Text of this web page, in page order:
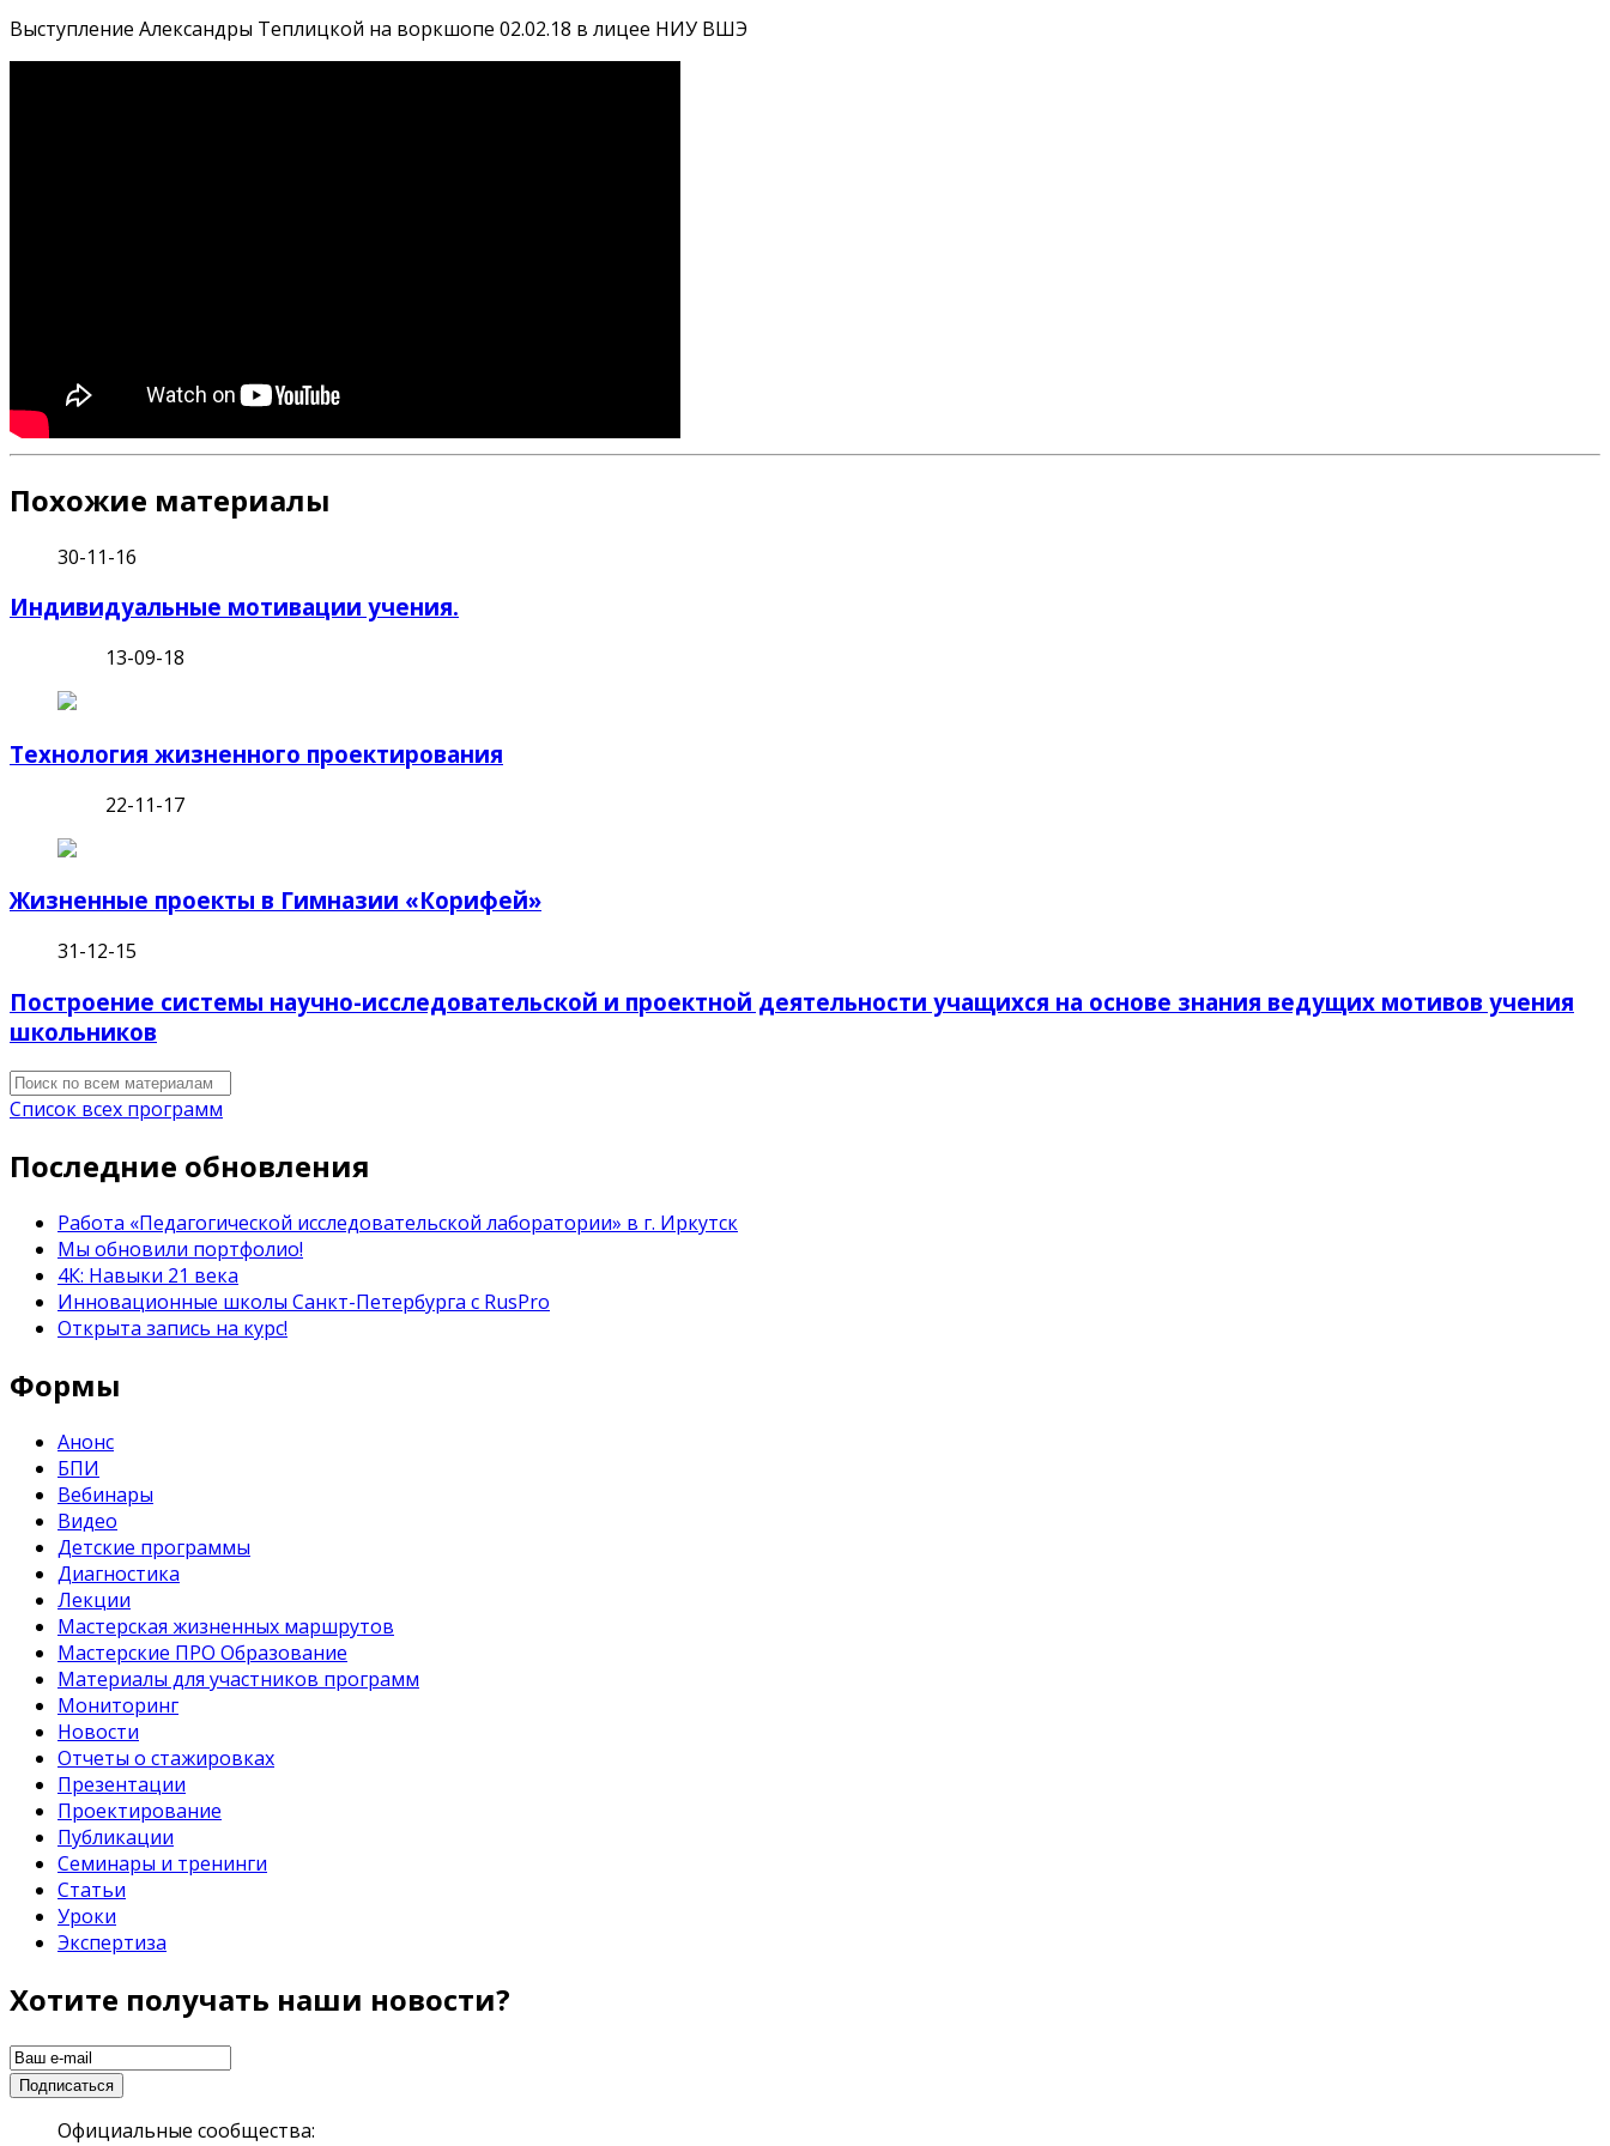
Выступление Александры Теплицкой на воркшопе 02.02.18 в лицее НИУ ВШЭ
Похожие материалы
30-11-16
Индивидуальные мотивации учения.
13-09-18
Технология жизненного проектирования
22-11-17
Жизненные проекты в Гимназии «Корифей»
31-12-15
Построение системы научно-исследовательской и проектной деятельности учащихся на основе знания ведущих мотивов учения
школьников
Список всех программ
Последние обновления
Работа «Педагогической исследовательской лаборатории» в г. Иркутск
Мы обновили портфолио!
4К: Навыки 21 века
Инновационные школы Санкт-Петербурга с RusPro
Открыта запись на курс!
Формы
Анонс
БПИ
Вебинары
Видео
Детские программы
Диагностика
Лекции
Мастерская жизненных маршрутов
Мастерские ПРО Образование
Материалы для участников программ
Мониторинг
Новости
Отчеты о стажировках
Презентации
Проектирование
Публикации
Семинары и тренинги
Статьи
Уроки
Экспертиза
Хотите получать наши новости?
Официальные сообщества: